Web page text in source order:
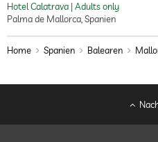
Hotel Calatrava | Adults only
Palma de Mallorca, Spanien
Home Spanien Balearen